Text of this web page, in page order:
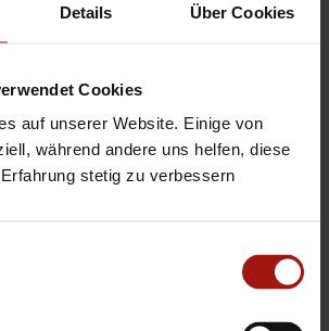
Details Über Cookies
Cookies
auf unserer Website. Einige von
während andere uns helfen, diese
stetig zu verbessern
sich für
Produktionsprozesse und